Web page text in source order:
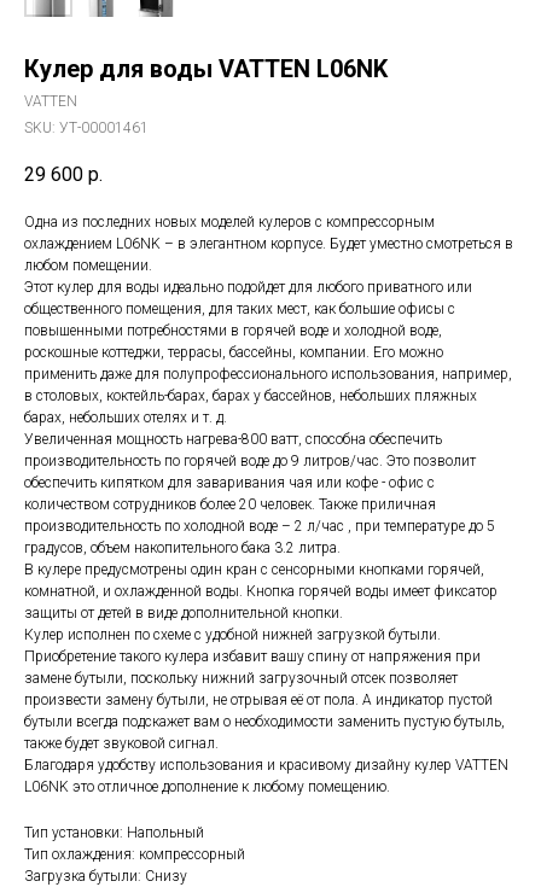
Кулер для воды VATTEN L06NK
VATTEN
SKU: УТ-00001461
29 600 р.
Одна из последних новых моделей кулеров с компрессорным
охлаждением L06NK – в элегантном корпусе. Будет уместно смотреться в
любом помещении.
Этот кулер для воды идеально подойдет для любого приватного или
общественного помещения, для таких мест, как большие офисы с
повышенными потребностями в горячей воде и холодной воде,
роскошные коттеджи, террасы, бассейны, компании. Его можно
применить даже для полупрофессионального использования, например,
в столовых, коктейль-барах, барах у бассейнов, небольших пляжных
барах, небольших отелях и т. д.
Увеличенная мощность нагрева-800 ватт, способна обеспечить
производительность по горячей воде до 9 литров/час. Это позволит
обеспечить кипятком для заваривания чая или кофе - офис с
количеством сотрудников более 20 человек. Также приличная
производительность по холодной воде – 2 л/час , при температуре до 5
градусов, объем накопительного бака 3.2 литра.
В кулере предусмотрены один кран с сенсорными кнопками горячей,
комнатной, и охлажденной воды. Кнопка горячей воды имеет фиксатор
защиты от детей в виде дополнительной кнопки.
Кулер исполнен по схеме с удобной нижней загрузкой бутыли.
Приобретение такого кулера избавит вашу спину от напряжения при
замене бутыли, поскольку нижний загрузочный отсек позволяет
произвести замену бутыли, не отрывая её от пола. А индикатор пустой
бутыли всегда подскажет вам о необходимости заменить пустую бутыль,
также будет звуковой сигнал.
Благодаря удобству использования и красивому дизайну кулер VATTEN
L06NK это отличное дополнение к любому помещению.
Тип установки: Напольный
Тип охлаждения: компрессорный
Загрузка бутыли: Снизу